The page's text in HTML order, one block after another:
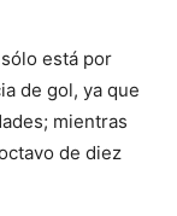
está por
de gol, ya que
mientras
de diez